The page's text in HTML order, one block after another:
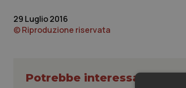
29 Luglio 2016
© Riproduzione riservata
Potrebbe interessarti in